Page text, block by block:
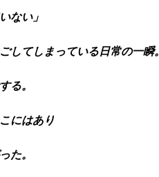
ない」
してしまっている日常の一瞬。
る。
にはあり
た。